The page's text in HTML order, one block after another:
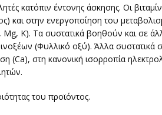
κατόπιν έντονης άσκησης. Οι
και στην ενεργοποίηση του
K). Τα συστατικά βοηθούν και σε
(Φυλλικό οξύ). Άλλα
στη κανονική ισορροπία
του προϊόντος.